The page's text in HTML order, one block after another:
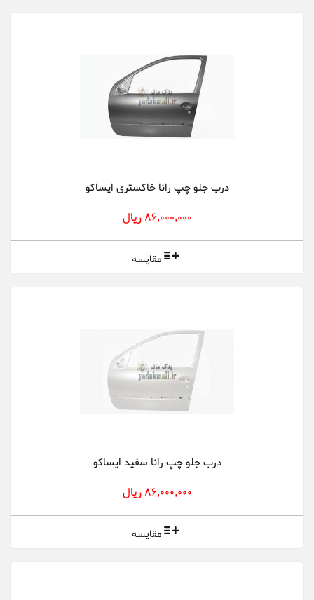
درب جلو چپ رانا خاکستری ایساکو
86,000,000 ریال
مقایسه
درب جلو چپ رانا سفید ایساکو
86,000,000 ریال
مقایسه